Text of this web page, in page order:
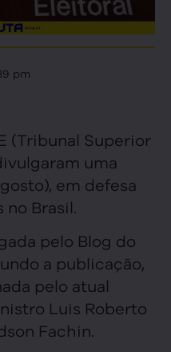
pm
(Tribunal Superior
uma
em defesa
Brasil.
pelo Blog do
a publicação,
pelo atual
Luis Roberto
Fachin.